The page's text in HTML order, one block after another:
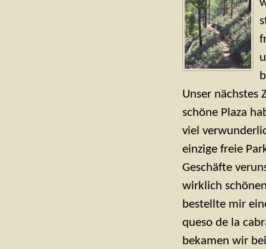
Unser nächstes
schöne Plaza
viel
einzige freie
Geschäfte
wirklich
bestellte mir
queso de la
bekamen wir